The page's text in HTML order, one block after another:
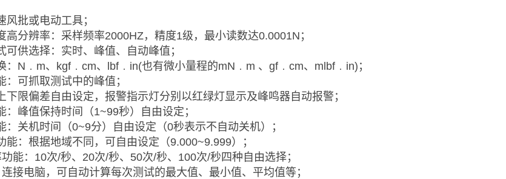
风批或电动工具；
高分辨率：采样频率2000HZ，精度1级，最小读数达0.0001N；
可供选择：实时、峰值、自动峰值；
：N﹒m、kgf﹒cm、lbf﹒in(也有微小量程的mN﹒m 、gf﹒cm、mlbf﹒in)；
：可抓取测试中的峰值；
下限偏差自由设定，报警指示灯分别以红绿灯显示及峰鸣器自动报警；
：峰值保持时间（1~99秒）自由设定；
：关机时间（0~9分）自由设定（0秒表示不自动关机）；
能：根据地域不同，可自由设定（9.000~9.999）；
能：10次/秒、20次/秒、50次/秒、100次/秒四种自由选择；
接电脑，可自动计算每次测试的最大值、最小值、平均值等；